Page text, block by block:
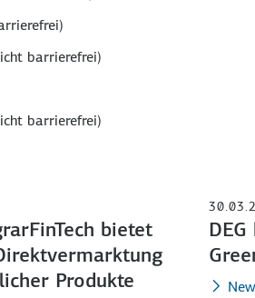
barrierefrei)
barrierefrei)
bietet
Produkte